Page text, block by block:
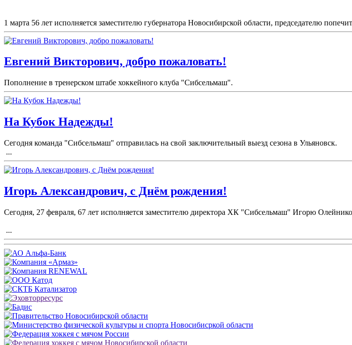
1 марта 56 лет исполняется заместителю губернатора Новосибирской области, председателю
Евгений Викторович, добро пожаловать!
Пополнение в тренерском штабе хоккейного клуба "Сибсельмаш".
На Кубок Надежды!
Сегодня команда "Сибсельмаш" отправилась на свой заключительный выезд сезона в Ульяновск.
...
Игорь Александрович, с Днём рождения!
Сегодня, 27 февраля, 67 лет исполняется заместителю директора ХК "Сибсельмаш" Игорю
...